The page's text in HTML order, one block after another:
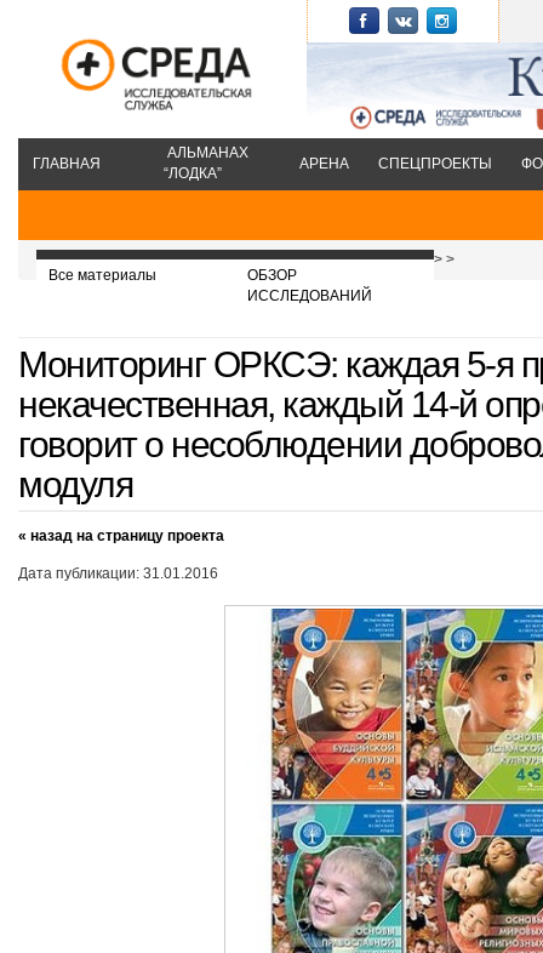
ГЛАВНАЯ
АЛЬМАНАХ
“ЛОДКА”
АРЕНА СПЕЦПРОЕКТЫ
Все материалы
>
ОБЗОР
ИССЛЕДОВАНИЙ
>
Мониторинг ОРКСЭ: каждая 5-я
некачественная, каждый 14-й
говорит о несоблюдении
модуля
« назад на страницу проекта
Дата публикации: 31.01.2016